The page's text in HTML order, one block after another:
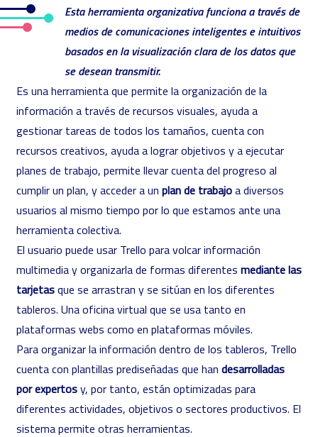
Esta herramienta organizativa funciona a través de
medios de comunicaciones inteligentes e intuitivos
basados en la visualización clara de los datos que
se desean transmitir.
Es una herramienta que permite la organización de la
información a través de recursos visuales, ayuda a
gestionar tareas de todos los tamaños, cuenta con
recursos creativos, ayuda a lograr objetivos y a ejecutar
planes de trabajo, permite llevar cuenta del progreso al
cumplir un plan, y acceder a un plan de trabajoa diversos
usuarios al mismo tiempo por lo que estamos ante una
herramienta colectiva.
El usuario puede usar Trello para volcar información
multimedia y organizarla de formas diferentes mediante las
tarjetasque se arrastran y se sitúan en los diferentes
tableros. Una oficina virtual que se usa tanto en
plataformas webs como en plataformas móviles.
Para organizar la información dentro de los tableros, Trello
cuenta con plantillas prediseñadas que han desarrolladas
por expertosy, por tanto, están optimizadas para
diferentes actividades, objetivos o sectores productivos. El
sistema permite otras herramientas.